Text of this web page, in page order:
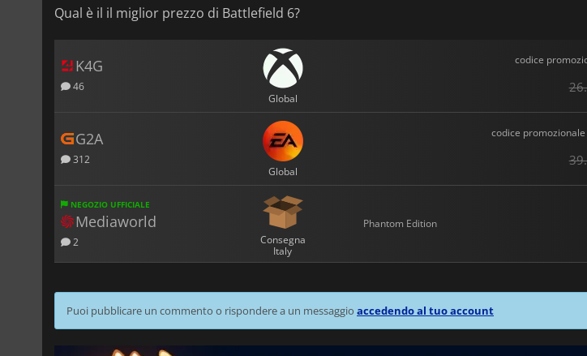
Qual è il il miglior prezzo di Battlefield 6?
K4G
46
Global
codice
G2A
312
Global
codice promozionale
NEGOZIO UFFICIALE
Mediaworld
2
Consegna
Italy
Phantom Edition
Puoi pubblicare un commento o rispondere a un messaggio accedendo al tuo account